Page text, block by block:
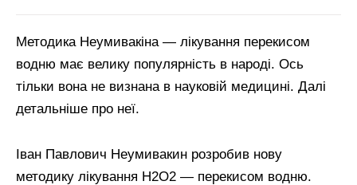
Методика Неумивакіна — лікування перекисом
водню має велику популярність в народі. Ось
тільки вона не визнана в науковій медицині. Далі
детальніше про неї.
Іван Павлович Неумивакин розробив нову
методику лікування Н2О2 — перекисом водню.